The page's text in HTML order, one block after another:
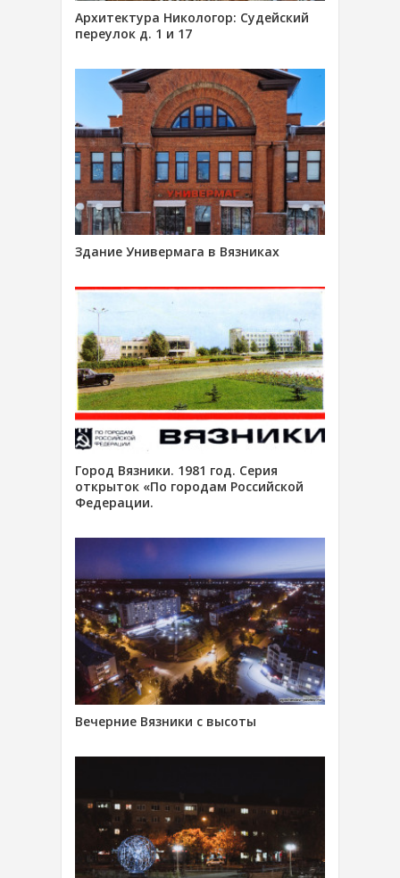
Архитектура Никологор: Судейский
переулок д. 1 и 17
Здание Универмага в Вязниках
Город Вязники. 1981 год. Серия
открыток «По городам Российской
Федерации.
Вечерние Вязники с высоты